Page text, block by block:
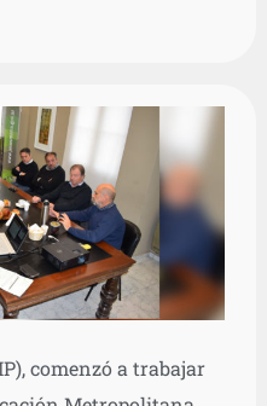
comenzó a trabajar